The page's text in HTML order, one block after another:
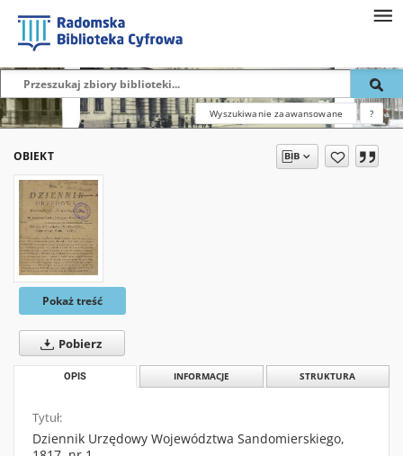
Wyszukiwanie zaawansowane ?
OBIEKT
Pokaż treść
Pobierz
OPIS INFORMACJE STRUKTURA
Tytuł:
Dziennik Urzędowy Województwa Sandomierskiego,